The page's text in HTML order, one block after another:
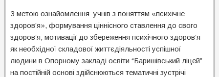
З метою ознайомлення учнів з поняттям «психічне
здоров’я», формування ціннісного ставлення до свого
здоров’я, мотивації до збереження психічного здоров’я
як необхідної складової життєдіяльності успішної
людини в Опорному закладі освіти “Баришівський ліцей”
на постійній основі здійснюються тематичні зустрічі